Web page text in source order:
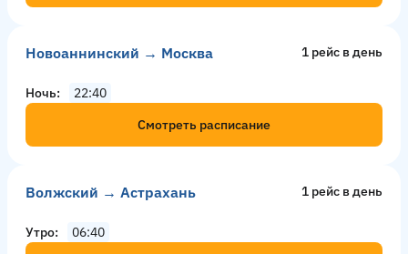
Новоаннинский → Москва 1 рейс в день
Ночь
22:40
Смотреть расписание
Волжский → Астрахань 1 рейс в день
Утро
06:40